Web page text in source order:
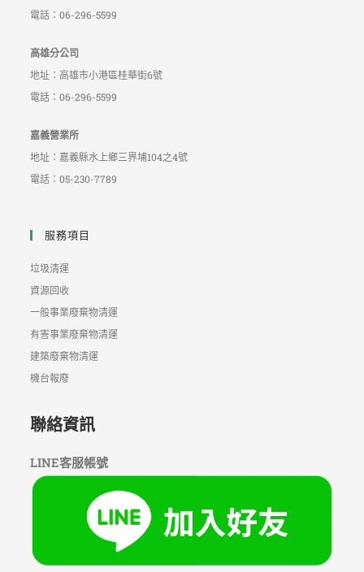
電話：06-296-5599
高雄分公司
地址：高雄市小港區桂華街6號
電話：06-296-5599
嘉義營業所
地址：嘉義縣水上鄉三界埔104之4號
電話：05-230-7789
服務項目
垃圾清運
資源回收
一般事業廢棄物清運
有害事業廢棄物清運
建築廢棄物清運
機台報廢
聯絡資訊
LINE客服帳號